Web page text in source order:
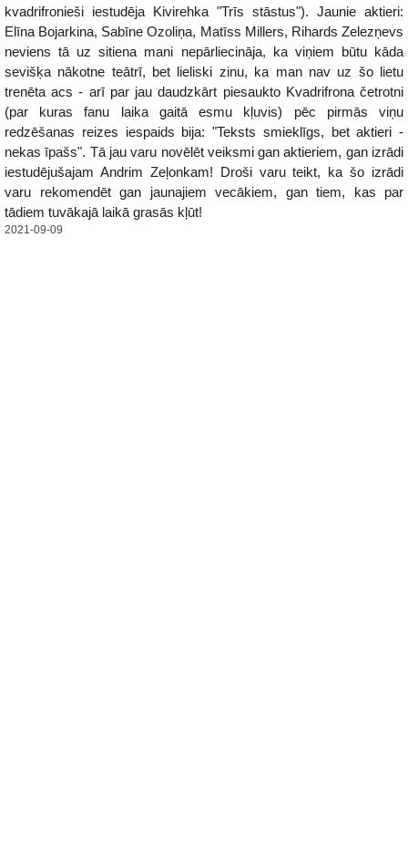
kvadrifronieši iestudēja Kivirehka "Trīs stāstus"). Jaunie aktieri:
Elīna Bojarkina, Sabīne Ozoliņa, Matīss Millers, Rihards Zelezņevs
neviens tā uz sitiena mani nepārliecināja, ka viņiem būtu kāda
sevišķa nākotne teātrī, bet lieliski zinu, ka man nav uz šo lietu
trenēta acs - arī par jau daudzkārt piesaukto Kvadrifrona četrotni
(par kuras fanu laika gaitā esmu kļuvis) pēc pirmās viņu
redzēšanas reizes iespaids bija: "Teksts smieklīgs, bet aktieri -
nekas īpašs". Tā jau varu novēlēt veiksmi gan aktieriem, gan izrādi
iestudējušajam Andrim Zeļonkam! Droši varu teikt, ka šo izrādi
varu rekomendēt gan jaunajiem vecākiem, gan tiem, kas par
tādiem tuvākajā laikā grasās kļūt!
2021-09-09